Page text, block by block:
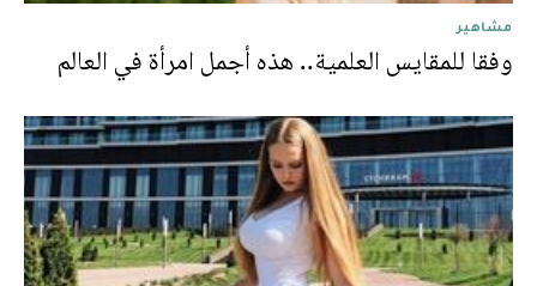
مشاهير
وفقا للمقايس العلمية.. هذه أجمل امرأة في العالم